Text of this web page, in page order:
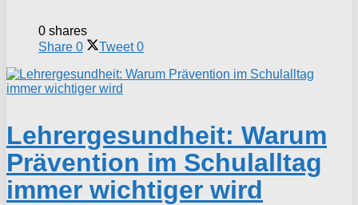
0 shares
Share 0 Tweet 0
Lehrergesundheit: Warum
Prävention im Schulalltag
immer wichtiger wird